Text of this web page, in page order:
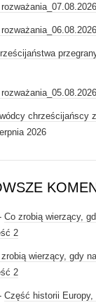
chrześcijańscy
2026
Co zrobią wierzący,
2
wierzący, gdy
2
Część historii